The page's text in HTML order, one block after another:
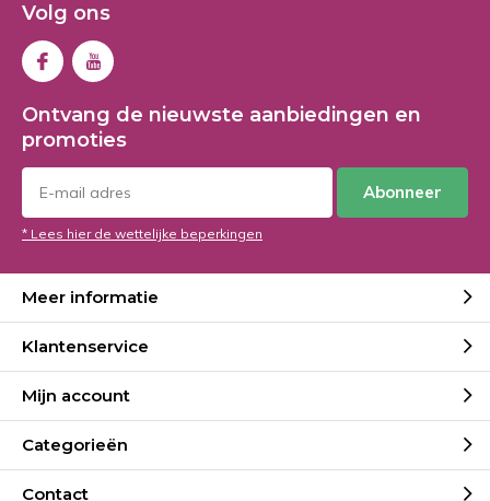
Volg ons
Ontvang de nieuwste aanbiedingen en
promoties
Abonneer
* Lees hier de wettelijke beperkingen
Meer informatie
Klantenservice
Mijn account
Categorieën
Contact